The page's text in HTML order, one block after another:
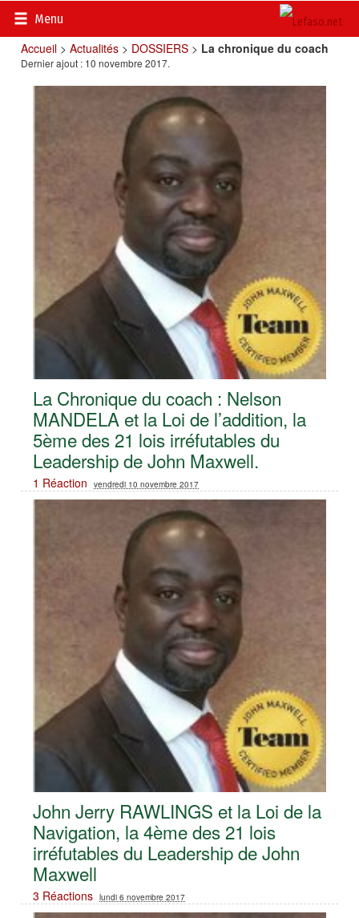
Menu
Accueil >Actualités > DOSSIERS > La chronique du coach
Dernier ajout : 10 novembre 2017.
La Chronique du coach : Nelson
MANDELA et la Loi de l’addition, la
5ème des 21 lois irréfutables du
Leadership de John Maxwell.
1 Réaction vendredi 10 novembre 2017
John Jerry RAWLINGS et la Loi de la
Navigation, la 4ème des 21 lois
irréfutables du Leadership de John
Maxwell
3 Réactions lundi 6 novembre 2017